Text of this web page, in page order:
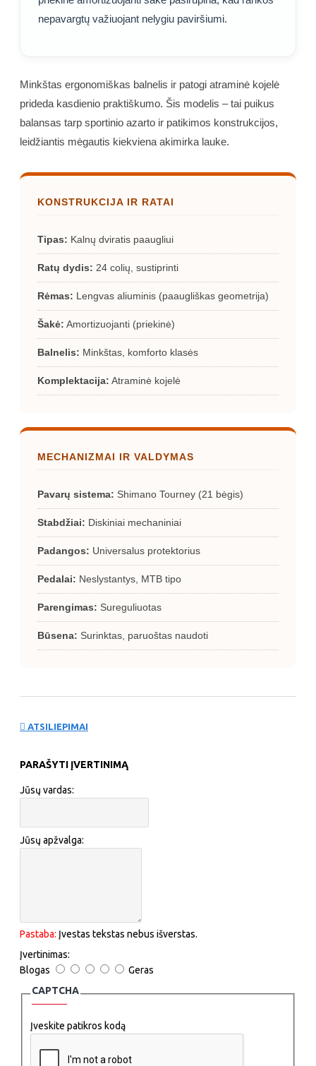
nepavargtų važiuojant nelygiu paviršiumi.
Minkštas ergonomiškas balnelis ir patogi atraminė kojelė
prideda kasdienio praktiškumo. Šis modelis – tai puikus
balansas tarp sportinio azarto ir patikimos konstrukcijos,
leidžiantis mėgautis kiekviena akimirka lauke.
KONSTRUKCIJA IR RATAI
Tipas: Kalnų dviratis paaugliui
Ratų dydis: 24 colių, sustiprinti
Rėmas: Lengvas aliuminis (paaugliškas geometrija)
Šakė: Amortizuojanti (priekinė)
Balnelis: Minkštas, komforto klasės
Komplektacija: Atraminė kojelė
MECHANIZMAI IR VALDYMAS
Pavarų sistema: Shimano Tourney (21 bėgis)
Stabdžiai: Diskiniai mechaniniai
Padangos: Universalus protektorius
Pedalai: Neslystantys, MTB tipo
Parengimas: Sureguliuotas
Būsena: Surinktas, paruoštas naudoti
ATSILIEPIMAI
PARAŠYTI ĮVERTINIMĄ
Jūsų vardas:
Jūsų apžvalga:
Pastaba: Įvestas tekstas nebus išverstas.
Įvertinimas:
Blogas
Geras
CAPTCHA
Įveskite patikros kodą